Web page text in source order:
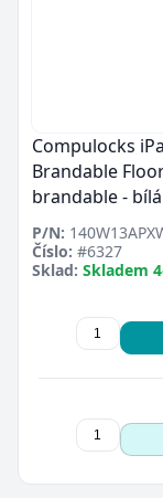
Compulocks
Brandable
brandable - bílá
P/N:
Číslo: #6327
Sklad: Skladem